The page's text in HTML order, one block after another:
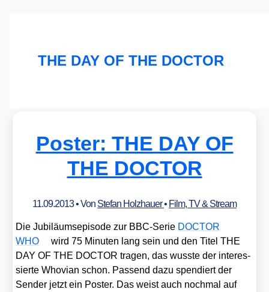
THE DAY OF THE DOCTOR
Poster: THE DAY OF
THE DOCTOR
11.09.2013• Von Stefan Holzhauer• Film, TV & Stream
Die Jubi­lä­ums­epi­so­de zur BBC-Serie DOCTOR
WHO
wird 75 Minu­ten lang sein und den Titel THE
DAY OF THE DOCTOR tra­gen, das wuss­te der inter­es­
sier­te Who­vi­an schon. Pas­send dazu spen­diert der
Sen­der jetzt ein Pos­ter. Das weist auch noch­mal auf